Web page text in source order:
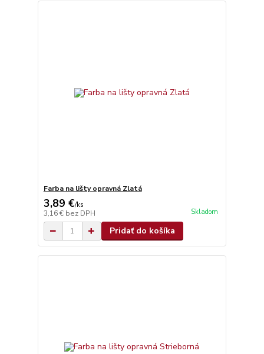
Farba na lišty opravná Zlatá
3,89 €/ks
3,16 € bez DPH Skladom
Pridať do košíka